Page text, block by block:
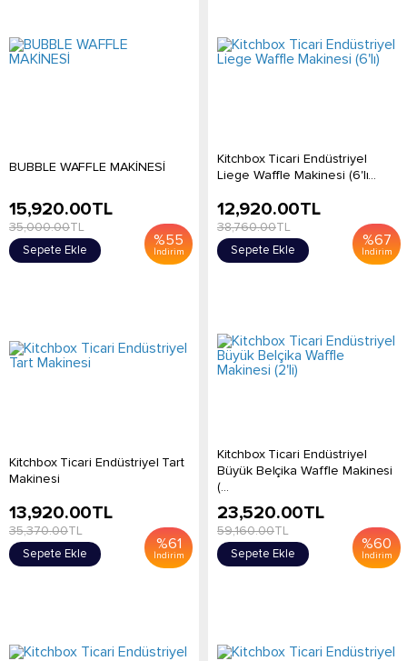
BUBBLE WAFFLE MAKİNESİ
%55
İndirim
15,920.00TL
35,000.00TL
Sepete Ekle
Kitchbox Ticari Endüstriyel
Liege Waffle Makinesi (6'lı...
%67
İndirim
12,920.00TL
38,760.00TL
Sepete Ekle
Kitchbox Ticari Endüstriyel Tart
Makinesi
%61
İndirim
13,920.00TL
35,370.00TL
Sepete Ekle
Kitchbox Ticari Endüstriyel
Büyük Belçika Waffle Makinesi
(...
%60
İndirim
23,520.00TL
59,160.00TL
Sepete Ekle